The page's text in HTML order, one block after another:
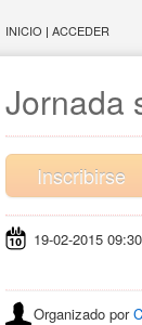
INICIO | ACCEDER
Jornada
Inscribirse
19-02-2015 09:30
Organizado por